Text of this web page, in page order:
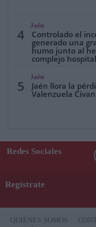
4
Jaén
Controlado el
generado una
humo junto al
complejo
5
Jaén
Jaén llora la
Valenzuela
Redes Sociales
Regístrate
QUIÉNES SOMOS